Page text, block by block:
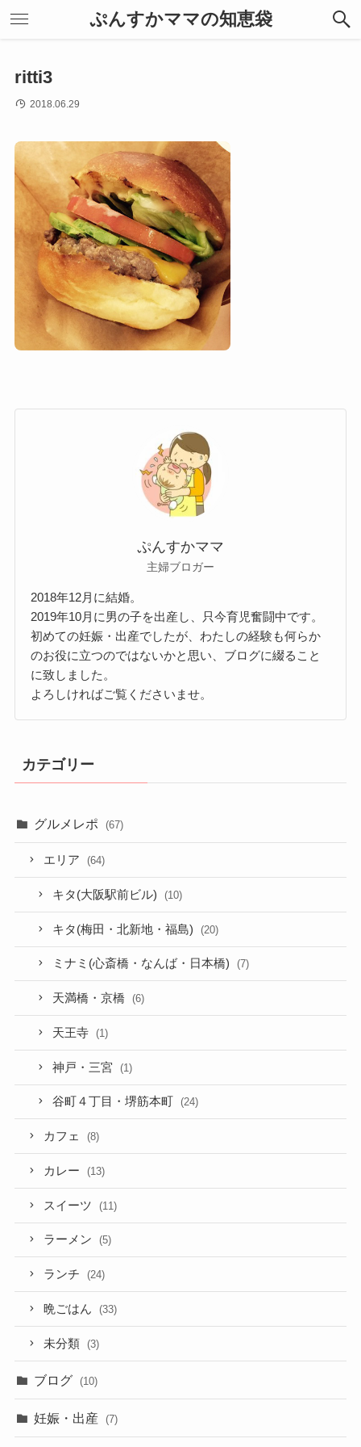
ぷんすかママの知恵袋
ritti3
2018.06.29
ぷんすかママ
主婦ブロガー
2018年12月に結婚。
2019年10月に男の子を出産し、只今育児奮闘中です。
初めての妊娠・出産でしたが、わたしの経験も何らか
のお役に立つのではないかと思い、ブログに綴ること
に致しました。
よろしければご覧くださいませ。
カテゴリー
グルメレポ (67)
エリア (64)
キタ(大阪駅前ビル) (10)
キタ(梅田・北新地・福島) (20)
ミナミ(心斎橋・なんば・日本橋) (7)
天満橋・京橋 (6)
天王寺 (1)
神戸・三宮 (1)
谷町４丁目・堺筋本町 (24)
カフェ (8)
カレー (13)
スイーツ (11)
ラーメン (5)
ランチ (24)
晩ごはん (33)
未分類 (3)
ブログ (10)
妊娠・出産 (7)